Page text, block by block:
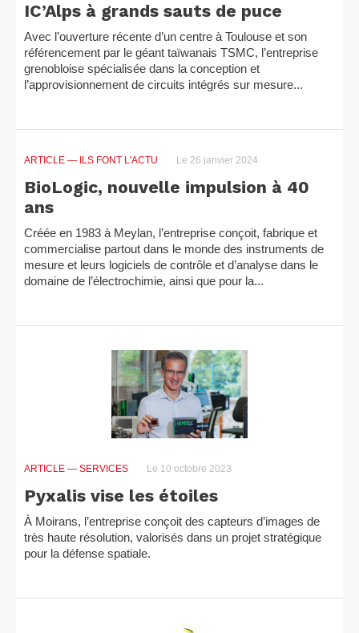
IC’Alps à grands sauts de puce
Avec l’ouverture récente d’un centre à Toulouse et son
référencement par le géant taïwanais TSMC, l’entreprise
grenobloise spécialisée dans la conception et
l’approvisionnement de circuits intégrés sur mesure...
ARTICLE — ILS FONT L'ACTU Le 26 janvier 2024
BioLogic, nouvelle impulsion à 40
ans
Créée en 1983 à Meylan, l’entreprise conçoit, fabrique et
commercialise partout dans le monde des instruments de
mesure et leurs logiciels de contrôle et d’analyse dans le
domaine de l’électrochimie, ainsi que pour la...
ARTICLE — SERVICES Le 10 octobre 2023
Pyxalis vise les étoiles
À Moirans, l’entreprise conçoit des capteurs d’images de
très haute résolution, valorisés dans un projet stratégique
pour la défense spatiale.